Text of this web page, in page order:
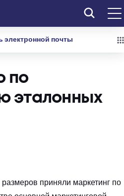
электронной почты
по
эталонных
приняли маркетинг по